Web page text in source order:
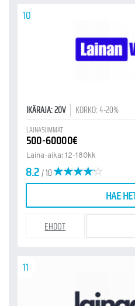
10
IKÄRAJA: 20V KORKO: 4-20%
LAINASUMMAT
500-60000€
Laina-aika: 12-180kk
8.2/ 10
HAE
EHDOT
11